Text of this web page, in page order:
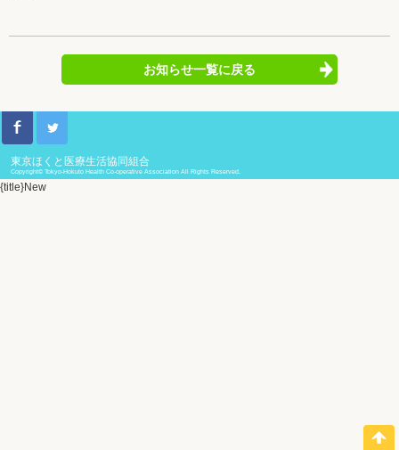
お知らせ一覧に戻る
東京ほくと医療生活協同組合
Copyright© Tokyo-Hokuto Health Co-operative Association All Rights Reserved.
{title}New